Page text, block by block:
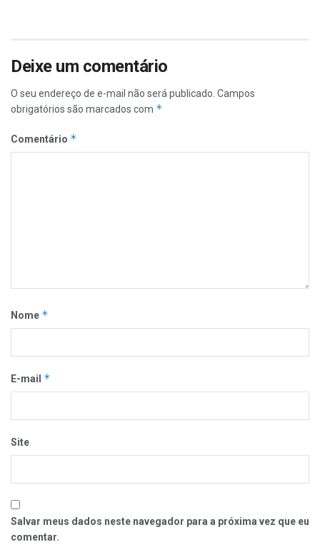
Deixe um comentário
O seu endereço de e-mail não será publicado. Campos
obrigatórios são marcados com *
Comentário *
Nome *
E-mail *
Site
Salvar meus dados neste navegador para a próxima vez que eu
comentar.